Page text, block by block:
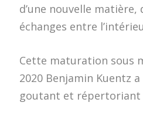
d’une nouvelle
échanges entre
Cette maturation sous
2020 Benjamin Kuentz
goutant et répertoriant